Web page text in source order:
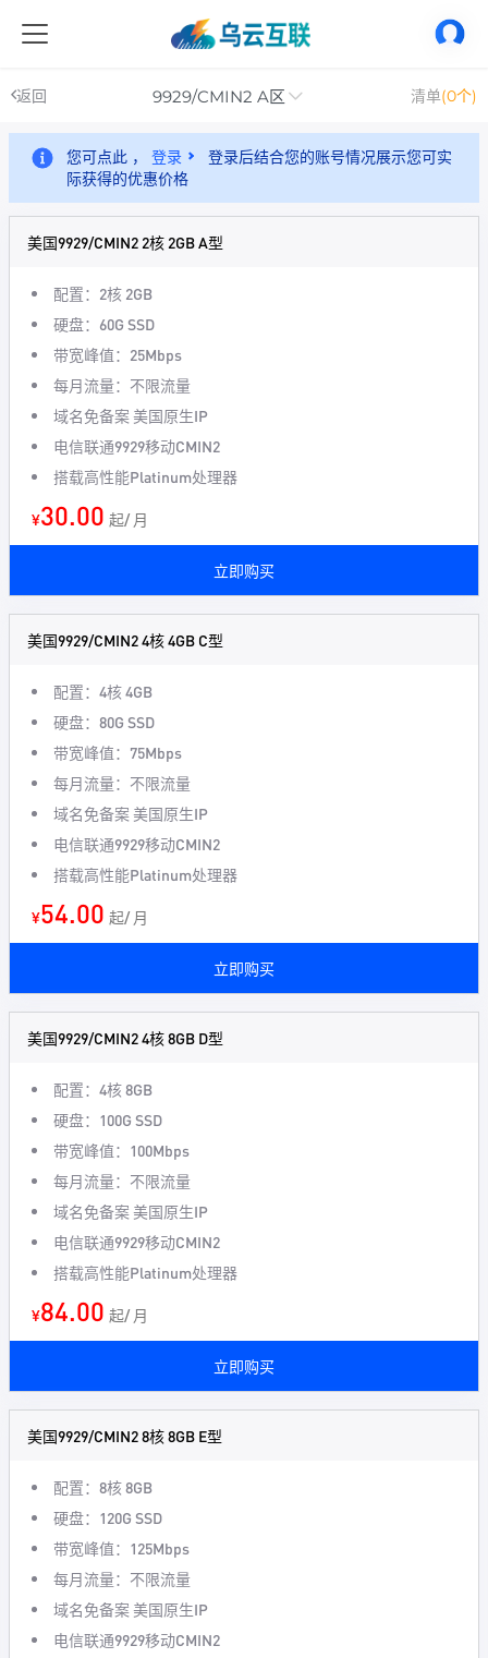
返回 9929/CMIN2 A区 清单(0个)
您可点此 ， 登录
登录后结合您的账号情况展示您可实
际获得的优惠价格
美国9929/CMIN2 2核 2GB A型
配置：2核 2GB
硬盘：60G SSD
带宽峰值：25Mbps
每月流量：不限流量
域名免备案 美国原生IP
电信联通9929移动CMIN2
搭载高性能Platinum处理器
¥30.00 起/ 月
立即购买
美国9929/CMIN2 4核 4GB C型
配置：4核 4GB
硬盘：80G SSD
带宽峰值：75Mbps
每月流量：不限流量
域名免备案 美国原生IP
电信联通9929移动CMIN2
搭载高性能Platinum处理器
¥54.00 起/ 月
立即购买
美国9929/CMIN2 4核 8GB D型
配置：4核 8GB
硬盘：100G SSD
带宽峰值：100Mbps
每月流量：不限流量
域名免备案 美国原生IP
电信联通9929移动CMIN2
搭载高性能Platinum处理器
¥84.00 起/ 月
立即购买
美国9929/CMIN2 8核 8GB E型
配置：8核 8GB
硬盘：120G SSD
带宽峰值：125Mbps
每月流量：不限流量
域名免备案 美国原生IP
电信联通9929移动CMIN2